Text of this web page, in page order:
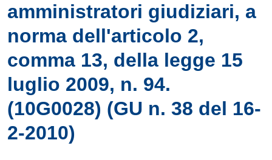
amministratori giudiziari, a
norma dell'articolo 2,
comma 13, della legge 15
luglio 2009, n. 94.
(10G0028) (GU n. 38 del 16-
2-2010)